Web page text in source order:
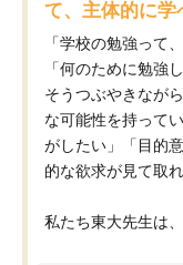
て、主体的に学
「学校の勉強って
「何のために勉強
そうつぶやきなが
な可能性を持って
がしたい」「目的
的な欲求が見て取
私たち東大先生は、